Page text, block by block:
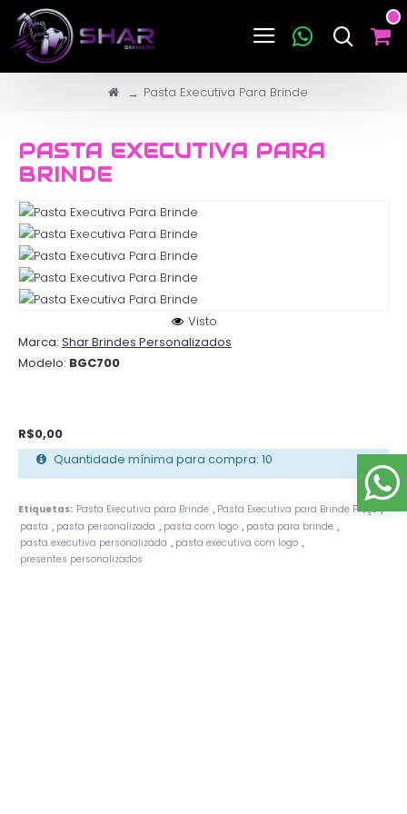
Pasta Executiva Para Brinde
PASTA EXECUTIVA PARA
BRINDE
Marca: Shar Brindes Personalizados
Modelo: BGC700
Visto
R$0,00
Quantidade mínima para compra: 10
Etiquetas: Pasta Executiva para Brinde , Pasta Executiva para Brinde Preço ,
pasta , pasta personalizada , pasta com logo , pasta para brinde ,
pasta executiva personalizada , pasta executiva com logo ,
presentes personalizados